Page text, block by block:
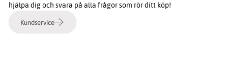
hjälpa dig och svara på alla frågor som rör ditt köp!
Kundservice